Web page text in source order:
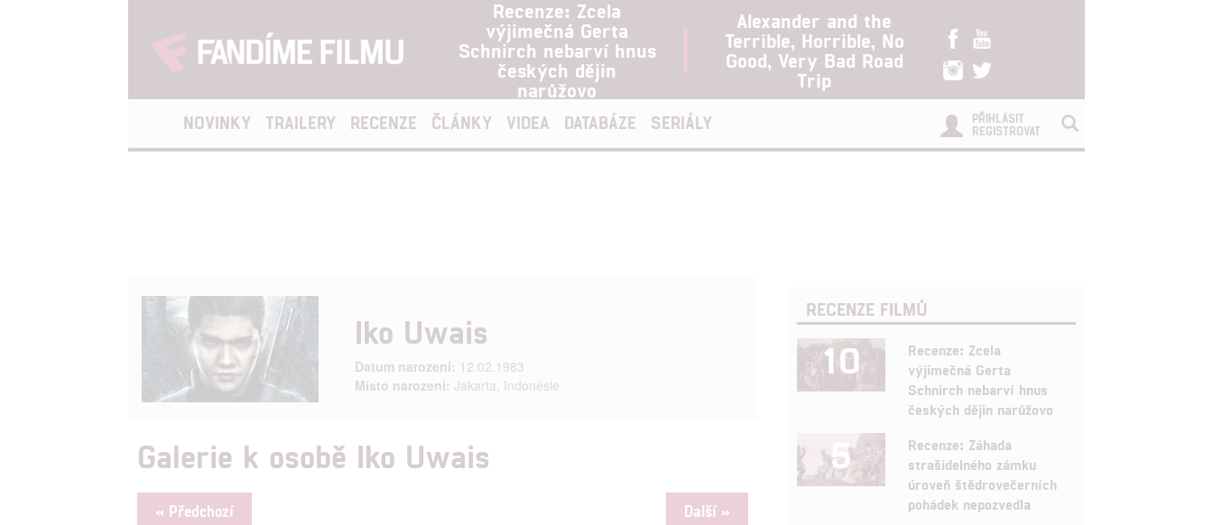
Recenze: Zcela
výjimečná Gerta
Schnirch nebarví hnus
českých dějin
narůžovo
Alexander and the
Terrible, Horrible, No
Good, Very Bad Road
Trip
NOVINKY TRAILERY RECENZE ČLÁNKY VIDEA DATABÁZE SERIÁLY
PŘIHLÁSIT
REGISTROVAT
Iko Uwais
Datum narození: 12.02.1983
Místo narození: Jakarta, Indonésie
Galerie k osobě Iko Uwais
« Předchozí Další »
RECENZE FILMŮ
10
Recenze: Zcela
výjimečná Gerta
Schnirch nebarví hnus
českých dějin narůžovo
5
Recenze: Záhada
strašidelného zámku
úroveň štědrovečerních
pohádek nepozvedla